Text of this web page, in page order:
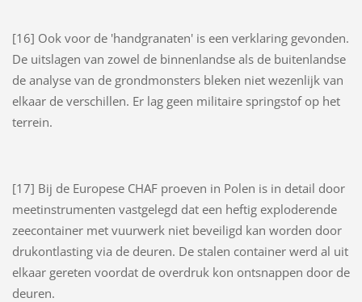
[16] Ook voor de 'handgranaten' is een verklaring gevonden.
De uitslagen van zowel de binnenlandse als de buitenlandse
de analyse van de grondmonsters bleken niet wezenlijk van
elkaar de verschillen. Er lag geen militaire springstof op het
terrein.
[17] Bij de Europese CHAF proeven in Polen is in detail door
meetinstrumenten vastgelegd dat een heftig exploderende
zeecontainer met vuurwerk niet beveiligd kan worden door
drukontlasting via de deuren. De stalen container werd al uit
elkaar gereten voordat de overdruk kon ontsnappen door de
deuren.